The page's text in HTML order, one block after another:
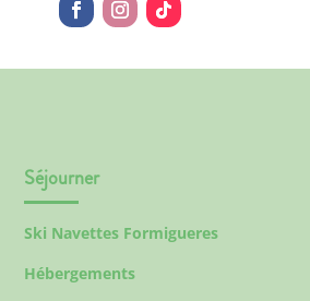
Séjourner
Ski Navettes Formigueres
Hébergements